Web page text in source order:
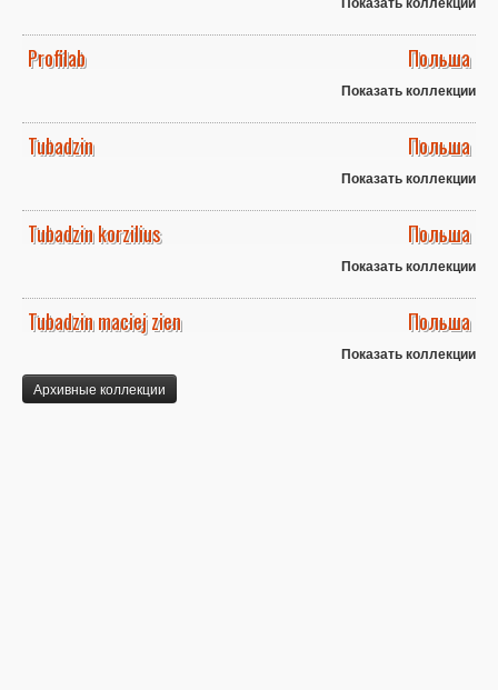
Profilab Польша
Показать коллекции
Tubadzin Польша
Показать коллекции
Tubadzin korzilius Польша
Показать коллекции
Tubadzin maciej zien Польша
Показать коллекции
Архивные коллекции